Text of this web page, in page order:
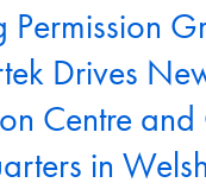
Permission
Drives
Centre
in